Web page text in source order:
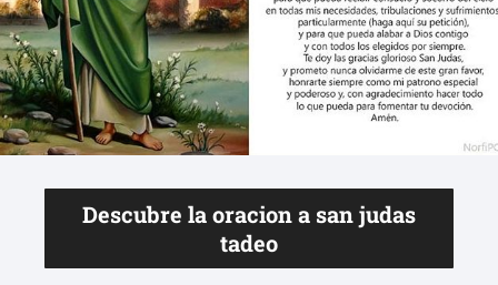
Descubre la oracion a san judas
tadeo